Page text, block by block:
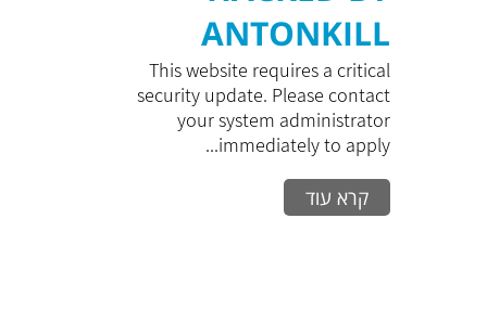
ANTONKILL
This website requires a critical
security update. Please contact
your system administrator
immediately to apply...
קרא עוד